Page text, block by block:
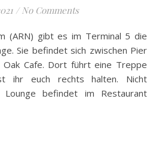
/ No Comments
Sie befindet sich zwischen Pier
Cafe. Dort führt eine Treppe
ihr euch rechts halten. Nicht
befindet im Restaurant